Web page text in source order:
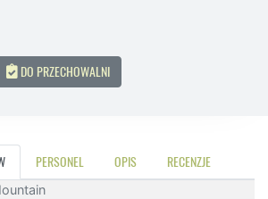
DO PRZECHOWALNI
PERSONEL OPIS RECENZJE